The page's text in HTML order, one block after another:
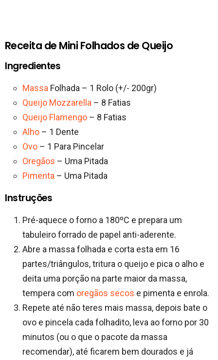
Receita de Mini Folhados de Queijo
Ingredientes
Massa Folhada – 1 Rolo (+/- 200gr)
Queijo Mozzarella – 8 Fatias
Queijo Flamengo – 8 Fatias
Alho – 1 Dente
Ovo – 1 Para Pincelar
Oregãos – Uma Pitada
Pimenta – Uma Pitada
Instruções
Pré-aquece o forno a 180ºC e prepara um
tabuleiro forrado de papel anti-aderente.
Abre a massa folhada e corta esta em 16
partes/triângulos, tritura o queijo e pica o alho e
deita uma porção na parte maior da massa,
tempera com oregãos secos e pimenta e enrola.
Repete até não teres mais massa, depois bate o
ovo e pincela cada folhadito, leva ao forno por 30
minutos (ou o que o pacote da massa
recomendar), até ficarem bem dourados e já